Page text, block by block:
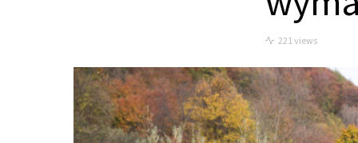
221 views